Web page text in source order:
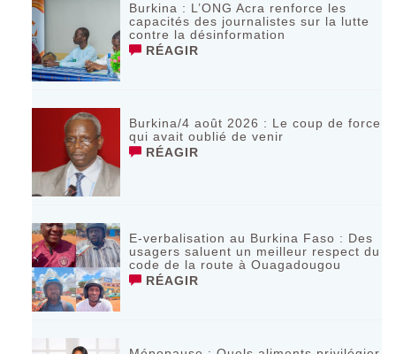
Burkina : L’ONG Acra renforce les
capacités des journalistes sur la lutte
contre la désinformation
RÉAGIR
Burkina/4 août 2026 : Le coup de force
qui avait oublié de venir
RÉAGIR
E-verbalisation au Burkina Faso : Des
usagers saluent un meilleur respect du
code de la route à Ouagadougou
RÉAGIR